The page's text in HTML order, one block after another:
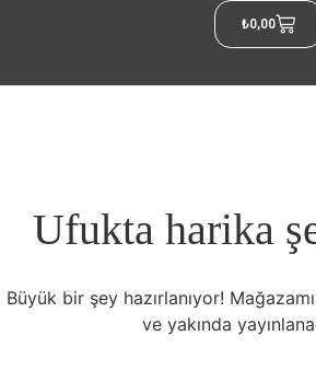
₺0,00
Ufukta harika
Büyük bir şey hazırlanıyor!
ve yakında